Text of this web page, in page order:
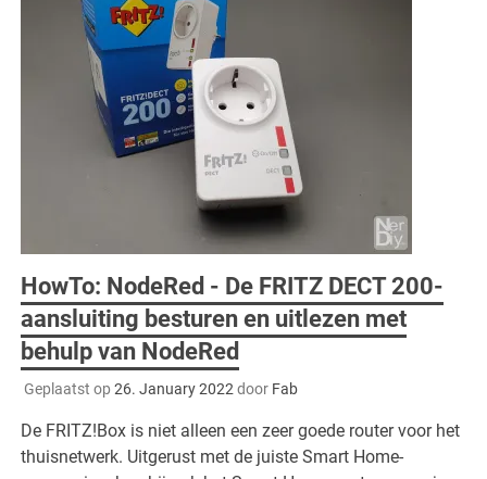
HowTo: NodeRed - De FRITZ DECT 200-
aansluiting besturen en uitlezen met
behulp van NodeRed
Geplaatst op 26. January 2022door Fab
De FRITZ!Box is niet alleen een zeer goede router voor het
thuisnetwerk. Uitgerust met de juiste Smart Home-